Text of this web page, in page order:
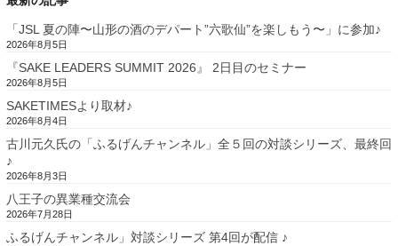
「JSL 夏の陣〜山形の酒のデパート”六歌仙”を楽しもう〜」に参加♪
2026年8月5日
『SAKE LEADERS SUMMIT 2026』 2日目のセミナー
2026年8月5日
SAKETIMESより取材♪
2026年8月4日
古川元久氏の「ふるげんチャンネル」全５回の対談シリーズ、最終回
♪
2026年8月3日
八王子の異業種交流会
2026年7月28日
ふるげんチャンネル」対談シリーズ 第4回が配信 ♪